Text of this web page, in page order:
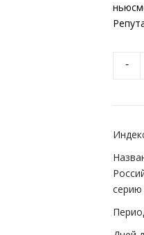
-
серию